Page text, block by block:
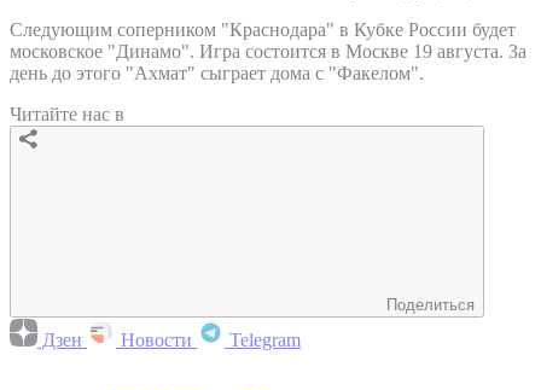
Следующим соперником "Краснодара" в Кубке России будет
московское "Динамо". Игра состоится в Москве 19 августа. За
день до этого "Ахмат" сыграет дома с "Факелом".
Читайте нас в
Поделиться
Дзен Новости Telegram